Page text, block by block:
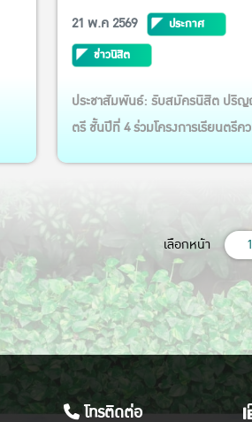
หลักสูตร วท.ม.การจัดการทรัพยากร
ประจำปีการศึกษา 2569
21 พ.ค 2569
ประกาศ
ข่าวนิสิต
ประชาสัมพันธ์: รับสมัครนิสิต ปริ
ตรี ชั้นปีที่ 4 ร่วมโครงการเรียนตรีค
เลือกหน้า 1
โทรติดต่อ